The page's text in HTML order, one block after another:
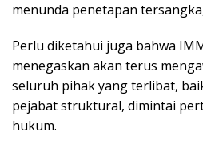
menunda penetapan
Perlu diketahui juga bahwa
menegaskan akan terus
seluruh pihak yang terlibat,
pejabat struktural, dimintai
hukum.